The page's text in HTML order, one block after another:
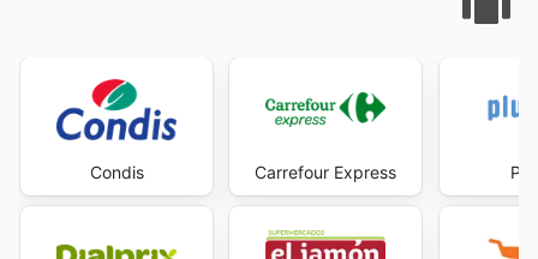
Condis Carrefour Express